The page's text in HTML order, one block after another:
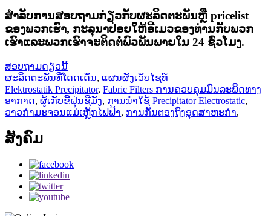
ສໍາ​ລັບ​ການ​ສອບ​ຖາມ​ກ່ຽວ​ກັບ​ຜະ​ລິດ​ຕະ​ພັນ​ຫຼື pricelist
ຂອງ​ພວກ​ເຮົາ​, ກະ​ລຸ​ນາ​ປ່ອຍ​ໃຫ້​ອີ​ເມວ​ຂອງ​ທ່ານ​ກັບ​ພວກ​
ເຮົາ​ແລະ​ພວກ​ເຮົາ​ຈະ​ຕິດ​ຕໍ່​ພົວ​ພັນ​ພາຍ​ໃນ 24 ຊົ່ວ​ໂມງ​.
ສອບຖາມດຽວນີ້
ຜະລິດຕະພັນທີ່ໂດດເດັ່ນ, ແຜນຜັງເວັບໄຊທ໌
Elektrostatik Precipitator, Fabric Filters ການຄວບຄຸມມົນລະພິດທາງ
ອາກາດ, ຜູ້ເກັບຂີ້ຝຸ່ນຊີມັງ, ການນໍາໃຊ້ Precipitator Electrostatic,
ວາວກຳມະຈອນແມ່ເຫຼັກໄຟຟ້າ, ການກັ່ນຕອງຖົງອຸດສາຫະກໍາ,
ສັງຄົມ